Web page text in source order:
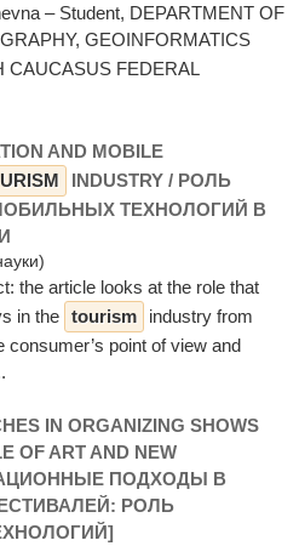
– Student, DEPARTMENT OF
GEOINFORMATICS
CAUCASUS FEDERAL
AND MOBILE
INDUSTRY / РОЛЬ
ТЕХНОЛОГИЙ В
the article looks at the role that
in the tourism
industry from
consumer’s point of view and
IN ORGANIZING SHOWS
OF ART AND NEW
ПОДХОДЫ В
РОЛЬ